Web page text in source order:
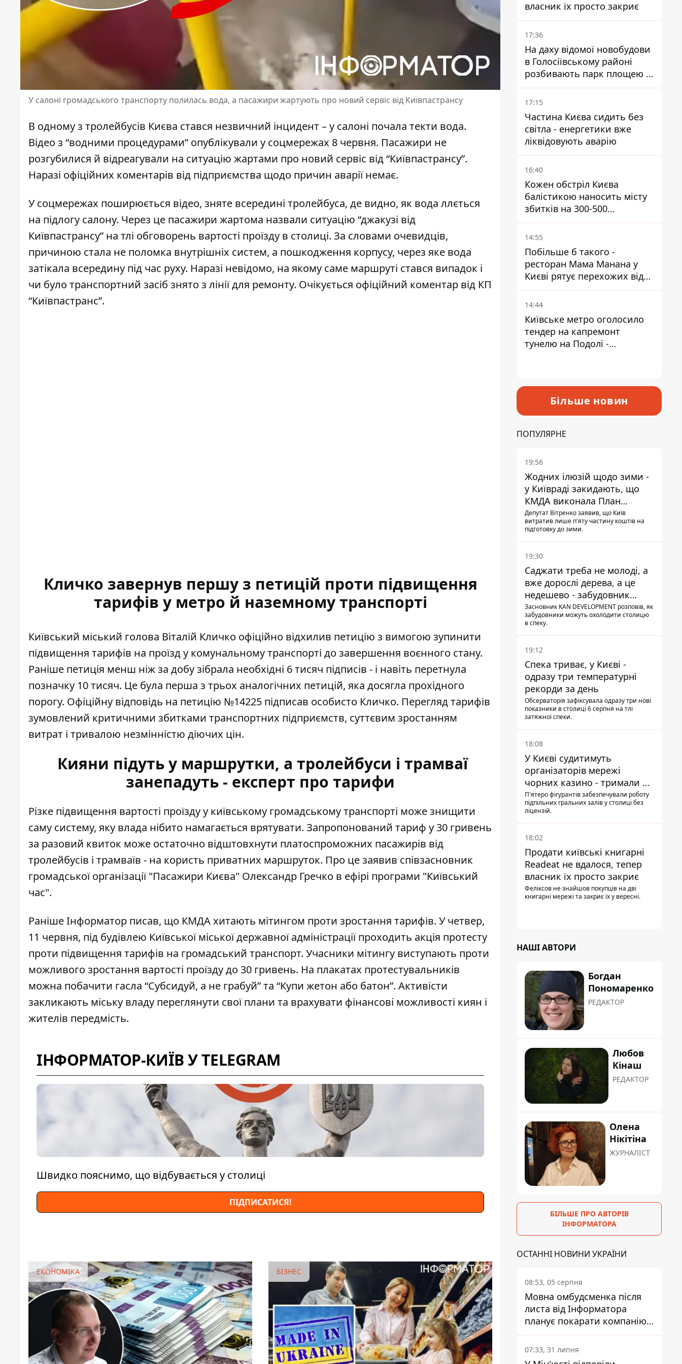
У салоні громадського транспорту полилась вода, а пасажири жартують про новий сервіс від Київпастрансу
В одному з тролейбусів Києва стався незвичний інцидент – у салоні почала текти вода.
Відео з “водними процедурами” опублікували у соцмережах 8 червня. Пасажири не
розгубилися й відреагували на ситуацію жартами про новий сервіс від “Київпастрансу”.
Наразі офіційних коментарів від підприємства щодо причин аварії немає.
У соцмережах поширюється відео, зняте всередині тролейбуса, де видно, як вода ллється
на підлогу салону. Через це пасажири жартома назвали ситуацію “джакузі від
Київпастрансу” на тлі обговорень вартості проїзду в столиці. За словами очевидців,
причиною стала не поломка внутрішніх систем, а пошкодження корпусу, через яке вода
затікала всередину під час руху. Наразі невідомо, на якому саме маршруті стався випадок і
чи було транспортний засіб знято з лінії для ремонту. Очікується офіційний коментар від КП
“Київпастранс”.
Кличко завернув першу з петицій проти підвищення
тарифів у метро й наземному транспорті
Київський міський голова Віталій Кличко офіційно відхилив петицію з вимогою зупинити
підвищення тарифів на проїзд у комунальному транспорті до завершення воєнного стану.
Раніше петиція менш ніж за добузібрала необхідні 6 тисяч підписів - і навіть перетнула
позначку 10 тисяч. Це була перша з трьох аналогічних петицій, яка досягла прохідного
порогу. Офіційну відповідь на петицію №14225 підписав особисто Кличко. Перегляд тарифів
зумовлений критичними збитками транспортних підприємств, суттєвим зростанням
витрат і тривалою незмінністю діючих цін.
Кияни підуть у маршрутки, а тролейбуси і трамваї
занепадуть - експерт про тарифи
Різке підвищення вартості проїзду у київському громадському транспорті може знищити
саму систему, яку влада нібито намагається врятувати. Запропонований тариф у 30 гривень
за разовий квиток може остаточно відштовхнути платоспроможних пасажирів від
тролейбусів і трамваїв - на користь приватних маршруток. Про це заявив співзасновник
громадської організації "Пасажири Києва" Олександр Гречко в ефірі програми "Київський
час".
Раніше Інформатор писав, що КМДА хитають мітингом проти зростання тарифів. У четвер,
11 червня, під будівлею Київської міської державної адміністрації проходить акція протесту
проти підвищення тарифів на громадський транспорт. Учасники мітингу виступають проти
можливого зростання вартості проїзду до 30 гривень. На плакатах протестувальників
можна побачити гасла “Субсидуй, а не грабуй” та “Купи жетон або батон”. Активісти
закликають міську владу переглянути свої плани та врахувати фінансові можливості киян і
жителів передмість.
ІНФОРМАТОР-КИЇВ У TELEGRAM
Швидко пояснимо, що відбувається у столиці
ПІДПИСАТИСЯ!
ЕКОНОМІКА БІЗНЕС
власник їх просто закриє
17:36
На даху відомої новобудови
в Голосіївському районі
розбивають парк площею в
гектар
17:15
Частина Києва сидить без
світла - енергетики вже
ліквідовують аварію
16:40
Кожен обстріл Києва
балістикою наносить місту
збитків на 300-500
мільйонів - Петро
Пантелеєв
14:55
Побільше б такого -
ресторан Мама Манана у
Києві рятує перехожих від
спеки
14:44
Київське метро оголосило
тендер на капремонт
тунелю на Подолі -
Більше новин
ПОПУЛЯРНЕ
19:56
Жодних ілюзій щодо зими -
у Київраді закидають, що
КМДА виконала План
стійкості на 20%
Депутат Вітренко заявив, що Київ
витратив лише п'яту частину коштів на
підготовку до зими.
19:30
Саджати треба не молоді, а
вже дорослі дерева, а це
недешево - забудовник
Ніконов
Засновник KAN DEVELOPMENT розповів, як
забудовники можуть охолодити столицю
в спеку.
19:12
Спека триває, у Києві -
одразу три температурні
рекорди за день
Обсерваторія зафіксувала одразу три нові
показники в столиці 6 серпня на тлі
затяжної спеки.
18:08
У Києві судитимуть
організаторів мережі
чорних казино - тримали 39
закладів
П'ятеро фігурантів забезпечували роботу
підпільних гральних залів у столиці без
ліцензій.
18:02
Продати київські книгарні
Readeat не вдалося, тепер
власник їх просто закриє
Феліксов не знайшов покупців на дві
книгарні мережі та закриє їх у вересні.
НАШІ АВТОРИ
Богдан
Пономаренко
РЕДАКТОР
Любов
Кінаш
РЕДАКТОР
Олена
Нікітіна
ЖУРНАЛІСТ
БІЛЬШЕ ПРО АВТОРІВ
ІНФОРМАТОРА
ОСТАННІ НОВИНИ УКРАЇНИ
08:53, 05 серпня
Мовна омбудсменка після
листа від Інформатора
планує покарати компанію-
підрядника ПриватБанку
07:33, 31 липня